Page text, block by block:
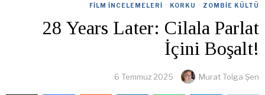
FILM İNCELEMELERI · KORKU · ZOMBIE KÜLTÜ
28 Years Later: Cilala Parlat
İçini Boşalt!
6 Temmuz 2025 Murat Tolga Şen